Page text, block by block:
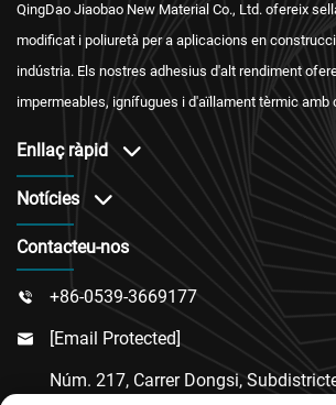
QingDao Jiaobao New Material Co., Ltd. ofereix
modificat i poliuretà per a aplicacions en
indústria. Els nostres adhesius d'alt rendiment
impermeables, ignífugues i d'aïllament tèrmic amb
Enllaç ràpid
Notícies
Contacteu-nos
 +86-0539-3669177
 [email Protected]
Núm. 217, Carrer Dongsi,